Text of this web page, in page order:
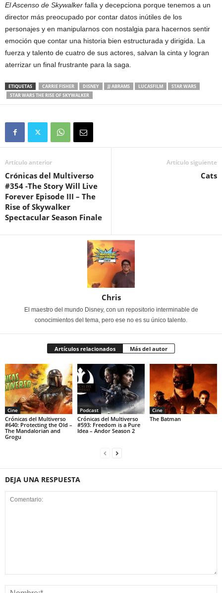
El Ascenso de Skywalker falla y decepciona porque tenemos a un
director más preocupado por contar datos inútiles de los
personajes y en manipularnos con nostalgia para hacernos sentir
emoción que contar una historia bien estructurada y dirigida. La
fuerza y talento de cuatro de sus actores, salvan la cinta y logran
aterrizar un final frustrante para la saga.
ETIQUETAS CARRIE FISHER DISNEY JJ ABRAMS LUCASFILM
STAR WARS
STAR WARS THE RISE OF SKYWALKER
Artículo anterior
Crónicas del Multiverso
#354 -The Story Will Live
Forever Episode III – The
Rise of Skywalker
Spectacular Season Finale
Artículo siguiente
Cats
Chris
El maestro del mundo Disney, con un repositorio interminable de
conocimientos del tema, pero ese no es su único talento.
Artículos relacionados Más del autor
Cine
Crónicas del Multiverso
#640: Protecting the Old –
The Mandalorian and
Grogu
Podcast
Crónicas del Multiverso
#593: Freedom is a Pure
Idea – Andor Season 2
Cine
The Batman
DEJA UNA RESPUESTA